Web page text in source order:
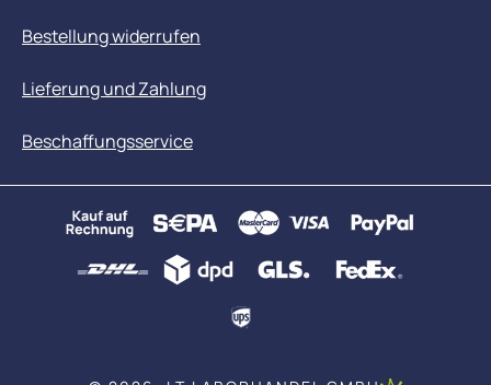
Bestellung widerrufen
Lieferung und Zahlung
Beschaffungsservice